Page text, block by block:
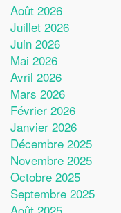
Août 2026
Juillet 2026
Juin 2026
Mai 2026
Avril 2026
Mars 2026
Février 2026
Janvier 2026
Décembre 2025
Novembre 2025
Octobre 2025
Septembre 2025